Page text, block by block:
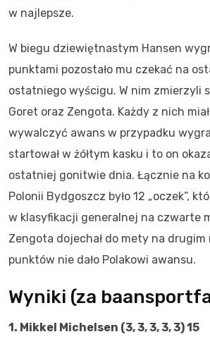
w najlepsze.
W biegu dziewiętnastym Hansen
punktami pozostało mu czekać na
ostatniego wyścigu. W nim zmierzyli
Goret oraz Zengota. Każdy z nich
wywalczyć awans w przypadku
startował w żółtym kasku i to on
ostatniej gonitwie dnia. Łącznie na
Polonii Bydgoszcz było 12 „oczek”,
w klasyfikacji generalnej na czwarte
Zengota dojechał do mety na drugim
punktów nie dało Polakowi awansu.
Wyniki (za
1. Mikkel Michelsen (3, 3, 3, 3, 3) 15